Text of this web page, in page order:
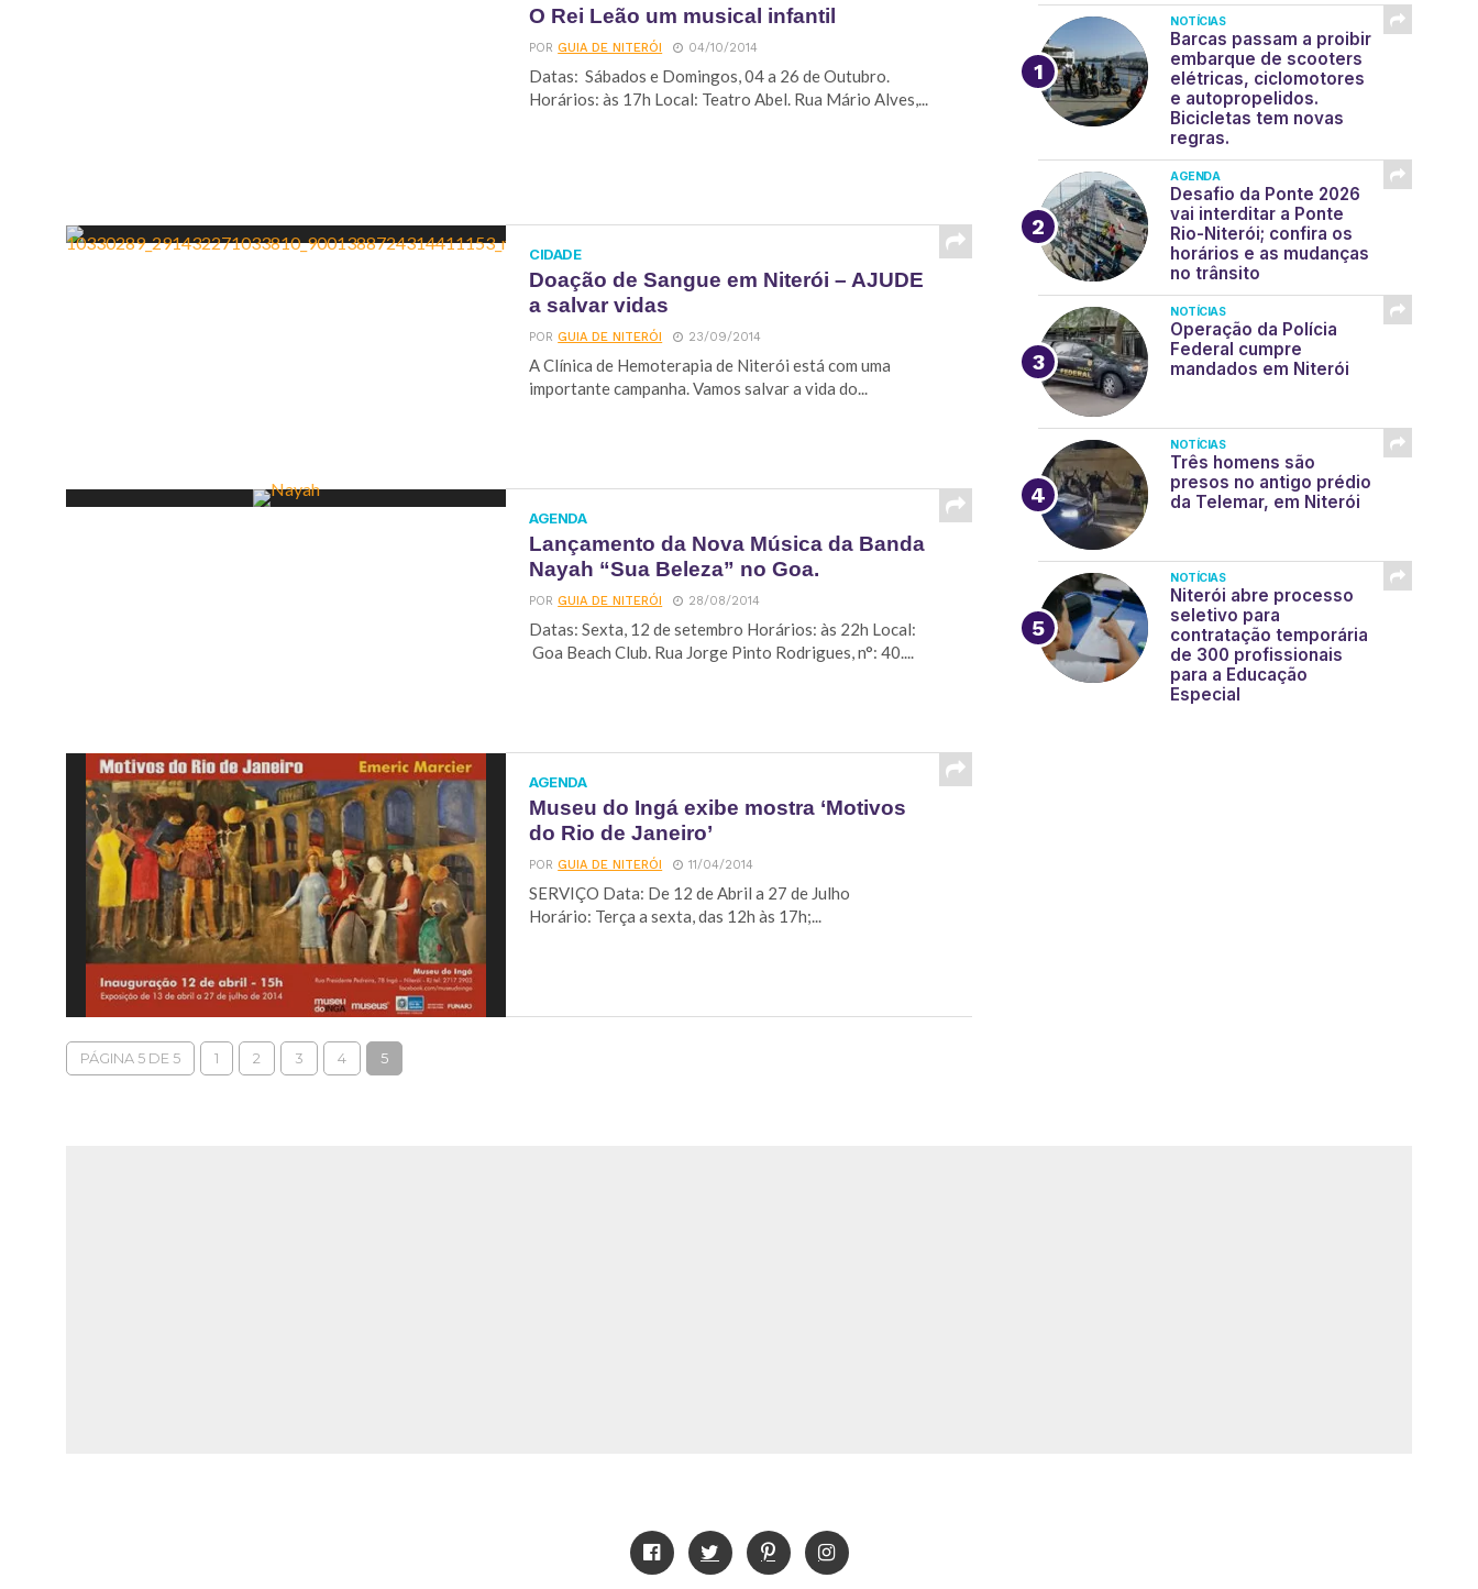
O Rei Leão um musical infantil
PORGUIA DE NITERÓI 04/10/2014
Datas: Sábados e Domingos, 04 a 26 de Outubro.
Horários: às 17h Local: Teatro Abel. Rua Mário Alves,...
CIDADE
Doação de Sangue em Niterói – AJUDE
a salvar vidas
PORGUIA DE NITERÓI 23/09/2014
A Clínica de Hemoterapia de Niterói está com uma
importante campanha. Vamos salvar a vida do...
AGENDA
Lançamento da Nova Música da Banda
Nayah “Sua Beleza” no Goa.
PORGUIA DE NITERÓI 28/08/2014
Datas: Sexta, 12 de setembro Horários: às 22h Local:
Goa Beach Club. Rua Jorge Pinto Rodrigues, n°: 40....
AGENDA
Museu do Ingá exibe mostra ‘Motivos
do Rio de Janeiro’
PORGUIA DE NITERÓI 11/04/2014
SERVIÇO Data: De 12 de Abril a 27 de Julho
Horário: Terça a sexta, das 12h às 17h;...
PÁGINA 5 DE 5 1 2 3 4 5
NOTÍCIAS
Barcas passam a proibir
embarque de scooters
elétricas, ciclomotores
e autopropelidos.
Bicicletas tem novas
regras.
AGENDA
Desafio da Ponte 2026
vai interditar a Ponte
Rio-Niterói; confira os
horários e as mudanças
no trânsito
NOTÍCIAS
Operação da Polícia
Federal cumpre
mandados em Niterói
NOTÍCIAS
Três homens são
presos no antigo prédio
da Telemar, em Niterói
NOTÍCIAS
Niterói abre processo
seletivo para
contratação temporária
de 300 profissionais
para a Educação
Especial